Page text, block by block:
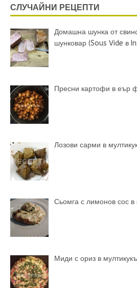
СЛУЧАЙНИ РЕЦЕПТИ
Домашна шунка от
шунковар (Sous Vide в
Пресни картофи в еър
Лозови сарми в
Сьомга с лимонов сос в
Миди с ориз в